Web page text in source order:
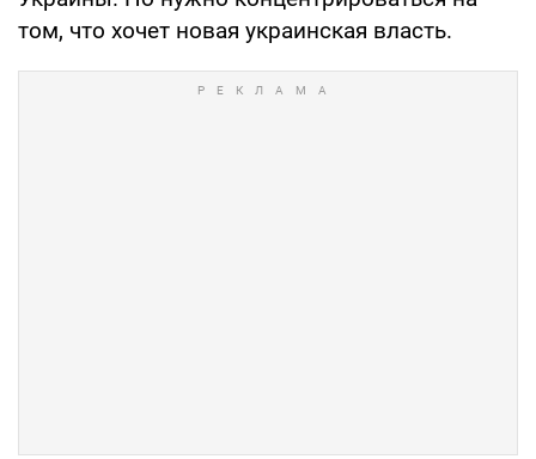
том, что хочет новая украинская власть.